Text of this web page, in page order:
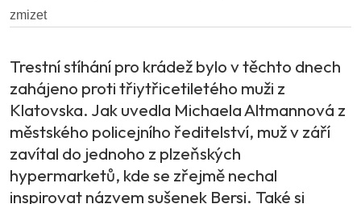
Trestní stíhání pro krádež bylo v těchto dnech
zahájeno proti třiytřicetiletého muži z
Klatovska. Jak uvedla Michaela Altmannová z
městského policejního ředitelství, muž v září
zavítal do jednoho z plzeňských
hypermarketů, kde se zřejmě nechal
inspirovat názvem sušenek Bersi. Také si